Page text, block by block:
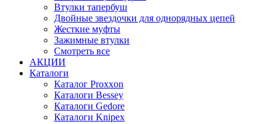
Втулки тапербуш
Двойные звездочки для однорядных цепей
Жесткие муфты
Зажимные втулки
Смотреть все
АКЦИИ
Каталоги
Каталог Proxxon
Каталоги Bessey
Каталоги Gedore
Каталоги Knipex